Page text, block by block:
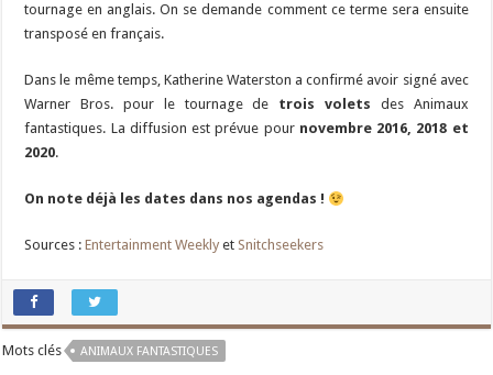
tournage en anglais. On se demande comment ce terme sera ensuite
transposé en français.
Dans le même temps, Katherine Waterston a confirmé avoir signé avec
Warner Bros. pour le tournage de trois volets des Animaux
fantastiques. La diffusion est prévue pour novembre 2016, 2018 et
2020.
On note déjà les dates dans nos agendas !
Sources :Entertainment Weekly et Snitchseekers
Mots clés ANIMAUX FANTASTIQUES